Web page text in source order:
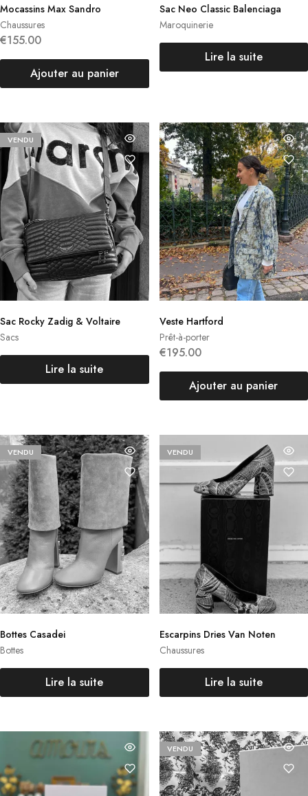
Chaussures
Mocassins Max Sandro
€155.00
Ajouter au panier
Maroquinerie
Sac Neo Classic Balenciaga
Lire la suite
VENDU
Sacs
Sac Rocky Zadig & Voltaire
Lire la suite
Prêt-à-porter
Veste Hartford
€195.00
Ajouter au panier
VENDU
Bottes
Bottes Casadei
Lire la suite
VENDU
Chaussures
Escarpins Dries Van Noten
Lire la suite
VENDU